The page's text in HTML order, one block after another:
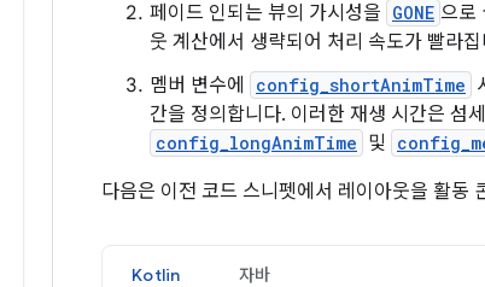
페이드 인되는 뷰의 가시성을 GONE 으로
웃 계산에서 생략되어 처리 속도가 빨라
멤버 변수에
config_shortAnimTime
간을 정의합니다. 이러한 재생 시간은 섬
config_longAnimTime 및
다음은 이전 코드 스니펫에서 레이아웃을 활동
Kotlin 자바